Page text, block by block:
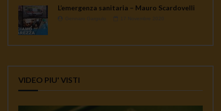
L’emergenza sanitaria – Mauro Scardovelli
VIDEO PIU' VISTI